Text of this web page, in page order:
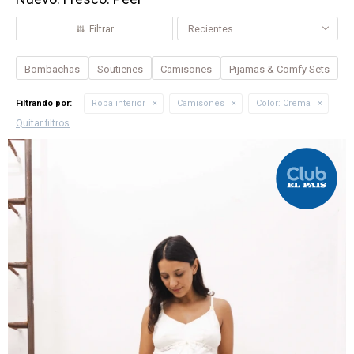
Recientes
Bombachas Soutienes Camisones Pijamas & Comfy Sets
Filtrando por: Ropa interior Camisones Color: Crema
Quitar filtros